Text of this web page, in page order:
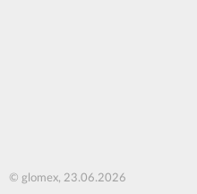
© glomex, 23.06.2026